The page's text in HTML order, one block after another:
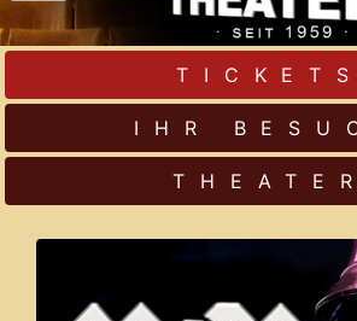
TICKETS
IHR
THEATER